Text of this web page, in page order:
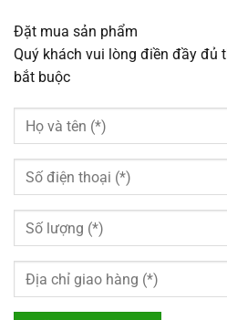
Đặt mua sản phẩm
Quý khách vui lòng điền đầy đủ
bắt buộc